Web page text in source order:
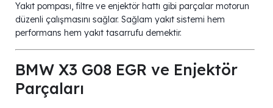
Yakıt pompası, filtre ve enjektör hattı gibi parçalar motorun
düzenli çalışmasını sağlar. Sağlam yakıt sistemi hem
performans hem yakıt tasarrufu demektir.
BMW X3 G08 EGR ve Enjektör
Parçaları